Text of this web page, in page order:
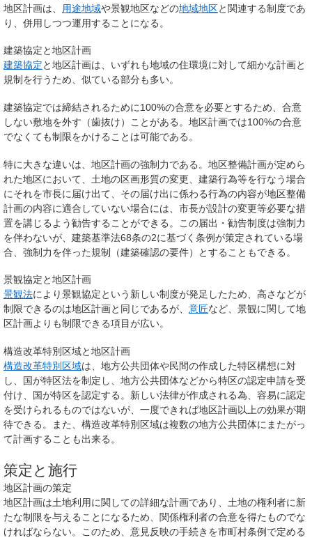
地区計画は、
用途地域や景観地区などの地域地区と関連する制度であ
り、併用しつつ運用することになる。
建築協定と地区計画
建築協定と地区計画は、いずれも地域の住環境に対して細かな計画と
規制を行うため、似ている部分も多い。
建築協定では締結されるために100%の合意を必要とするため、合意
しない敷地を外す（歯抜け）ことがある。地区計画では100%の合意
でなくても制限をかけることは可能である。
特に大きな違いは、地区計画の強制力である。地区整備計画が定めら
れた地区において、土地の区画形質の変更、建築行為等を行なう場合
にそれを市長に届け出て、その届け出に係わる行為の内容が地区整備
計画の内容に適合していない場合には、市長が設計の変更等必要な措
置を講じるよう勧告することができる。この届出・勧告制度は強制力
を伴わないが、建築基準法68条の2に基づく条例が策定されている場
合、強制力を伴った規制（建築確認の要件）とすることもできる。
景観協定と地区計画
景観法により景観協定という新しい制度が発足したため、高さなどが
制限できるのは地区計画と同じであるが、 意匠など、景観に関して地
区計画よりも制限できる項目が広い。
構造改革特別区域と地区計画
構造改革特別区域は、地方公共団体や民間の作成した特区構想に対
し、国が特区法を制定し、地方公共団体などから特区の認定申請を受
付け、国が特区を認定する。新しい法律が作成される為、容易に認定
を受けられるものではないが、一度できれば地区計画以上の効果が期
待できる。また、構造改革特別区域は複数の地方公共団体にまたがっ
て計画することも出来る。
策定と施行
地区計画の策定
地区計画は土地利用に関しての詳細な計画であり、土地の権利者に新
たな制限を与えることになるため、関係権利者の合意を得たものでな
ければならない。このため、意見反映の手続きを市町村条例で定める